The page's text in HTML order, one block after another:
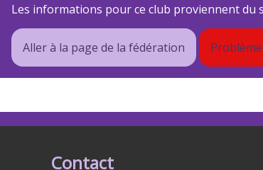
Les informations pour ce club proviennent du
Aller à la page de la fédération Problème
Contact